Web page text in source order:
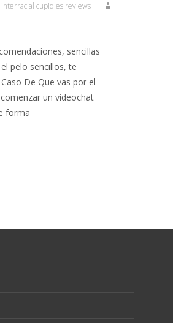
interracial cupid es reviews
sencillas
pelo sencillos, te
De Que vas por el
un videochat
forma